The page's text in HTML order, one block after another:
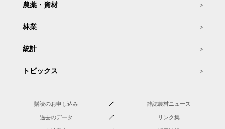
農薬・資材
林業
統計
トピックス
購読のお申し込み 雑誌農村ニュース
過去のデータ リンク集